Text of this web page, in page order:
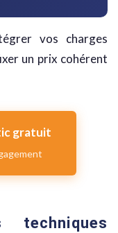
vos charges
un prix cohérent
gratuit
techniques